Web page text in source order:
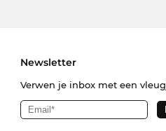
Newsletter
Verwen je inbox met een